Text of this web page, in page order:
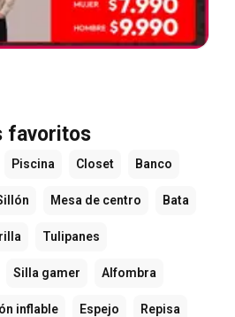
favoritos
Piscina Closet Banco
Mesa de centro Bata
Tulipanes
Silla gamer Alfombra
inflable Espejo Repisa